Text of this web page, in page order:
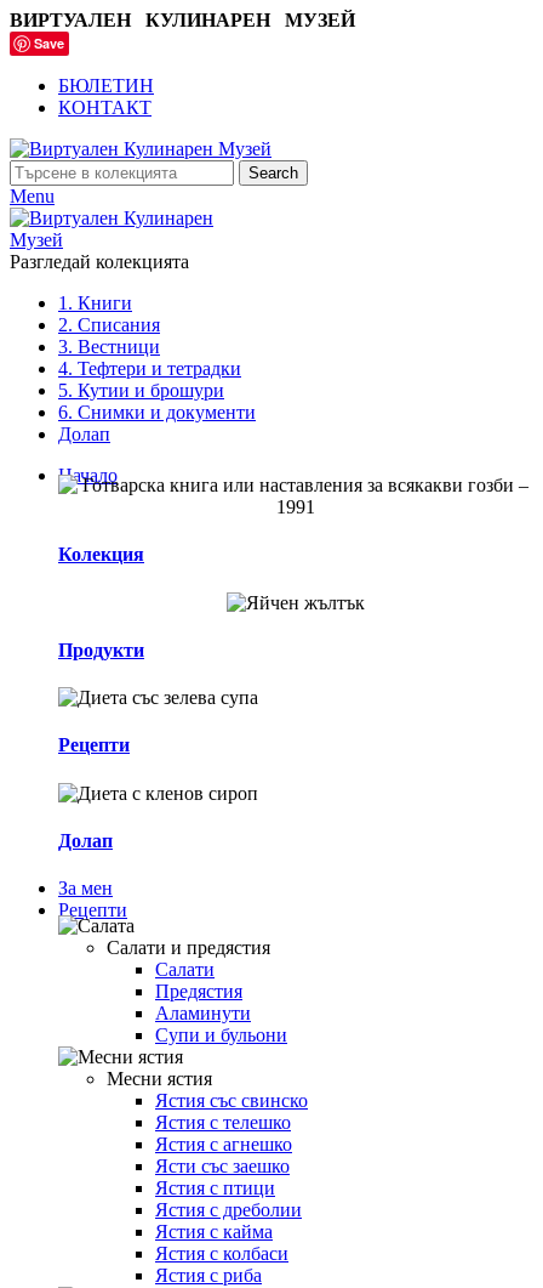
ВИРТУАЛЕН КУЛИНАРЕН МУЗЕЙ
Save
БЮЛЕТИН
КОНТАКТ
Search
Menu
Разгледай колекцията
1. Книги
2. Списания
3. Вестници
4. Тефтери и тетрадки
5. Кутии и брошури
6. Снимки и документи
Долап
Начало
Колекция
Продукти
Рецепти
Долап
За мен
Рецепти
Салати и предястия
Салати
Предястия
Аламинути
Супи и бульони
Месни ястия
Ястия със свинско
Ястия с телешко
Ястия с агнешко
Ясти със заешко
Ястия с птици
Ястия с дреболии
Ястия с кайма
Ястия с колбаси
Ястия с риба